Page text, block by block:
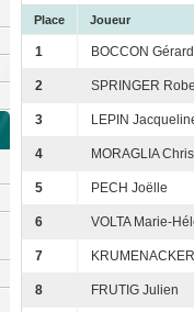
Place Joueur
1 BOCCON Gérard
2 SPRINGER
3 LEPIN
4 MORAGLIA
5 PECH Joëlle
6 VOLTA Marie-
7
8 FRUTIG Julien